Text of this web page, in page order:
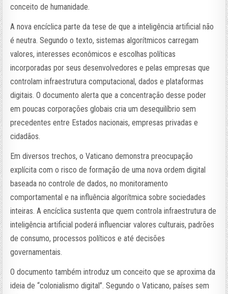
conceito de humanidade.
A nova encíclica parte da tese de que a inteligência artificial não
é neutra. Segundo o texto, sistemas algorítmicos carregam
valores, interesses econômicos e escolhas políticas
incorporadas por seus desenvolvedores e pelas empresas que
controlam infraestrutura computacional, dados e plataformas
digitais. O documento alerta que a concentração desse poder
em poucas corporações globais cria um desequilíbrio sem
precedentes entre Estados nacionais, empresas privadas e
cidadãos.
Em diversos trechos, o Vaticano demonstra preocupação
explícita com o risco de formação de uma nova ordem digital
baseada no controle de dados, no monitoramento
comportamental e na influência algorítmica sobre sociedades
inteiras. A encíclica sustenta que quem controla infraestrutura de
inteligência artificial poderá influenciar valores culturais, padrões
de consumo, processos políticos e até decisões
governamentais.
O documento também introduz um conceito que se aproxima da
ideia de “colonialismo digital”. Segundo o Vaticano, países sem